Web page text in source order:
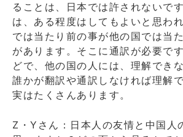
ることは、日本では許されないで
は、ある程度はしてもよいと思わ
では当たり前の事が他の国では当
があります。そこに通訳が必要で
どで、他の国の人には、理解でき
誰かが翻訳や通訳しなければ理解
実はたくさんあります。
Z・Yさん：日本人の友情と中国人